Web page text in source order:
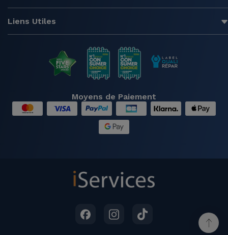
Liens Utiles
Moyens de Paiement